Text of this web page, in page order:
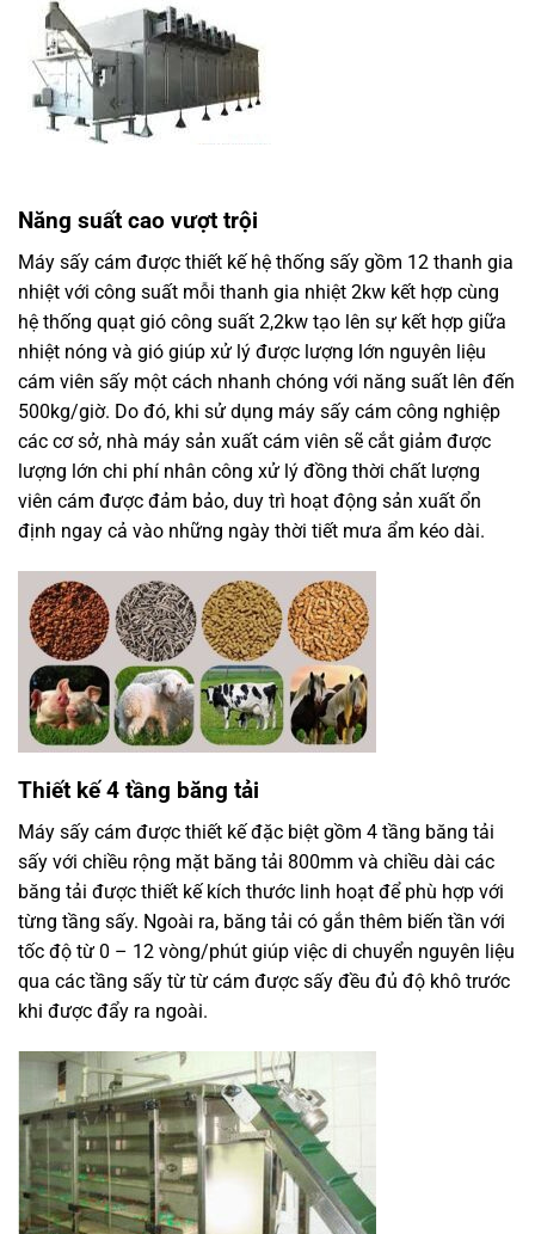
Năng suất cao vượt trội
Máy sấy cám được thiết kế hệ thống sấy gồm 12 thanh gia
nhiệt với công suất mỗi thanh gia nhiệt 2kw kết hợp cùng
hệ thống quạt gió công suất 2,2kw tạo lên sự kết hợp giữa
nhiệt nóng và gió giúp xử lý được lượng lớn nguyên liệu
cám viên sấy một cách nhanh chóng với năng suất lên đến
500kg/giờ. Do đó, khi sử dụng máy sấy cám công nghiệp
các cơ sở, nhà máy sản xuất cám viên sẽ cắt giảm được
lượng lớn chi phí nhân công xử lý đồng thời chất lượng
viên cám được đảm bảo, duy trì hoạt động sản xuất ổn
định ngay cả vào những ngày thời tiết mưa ẩm kéo dài.
Thiết kế 4 tầng băng tải
Máy sấy cám được thiết kế đặc biệt gồm 4 tầng băng tải
sấy với chiều rộng mặt băng tải 800mm và chiều dài các
băng tải được thiết kế kích thước linh hoạt để phù hợp với
từng tầng sấy. Ngoài ra, băng tải có gắn thêm biến tần với
tốc độ từ 0 – 12 vòng/phút giúp việc di chuyển nguyên liệu
qua các tầng sấy từ từ cám được sấy đều đủ độ khô trước
khi được đẩy ra ngoài.